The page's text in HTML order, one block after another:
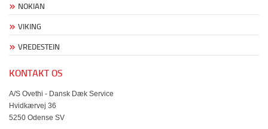
NOKIAN
VIKING
VREDESTEIN
KONTAKT OS
A/S Ovethi - Dansk Dæk Service
Hvidkærvej 36
5250 Odense SV